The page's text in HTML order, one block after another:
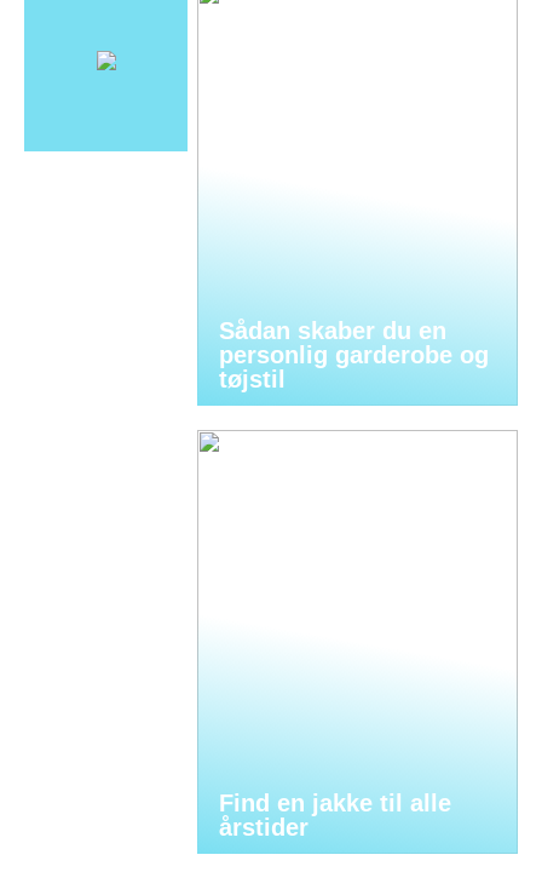
Sådan skaber du en
personlig garderobe og
tøjstil
Find en jakke til alle
årstider